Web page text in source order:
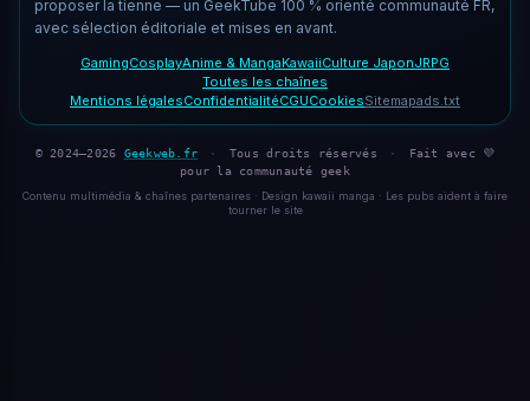
proposer la tienne — un GeekTube 100 % orienté communauté FR,
avec sélection éditoriale et mises en avant.
GamingCosplayAnime & MangaKawaiiCulture JaponJRPG
Toutes les chaînes
Mentions légalesConfidentialitéCGUCookiesSitemapads.txt
© 2024–2026 Geekweb.fr · Tous droits réservés ·
Fait avec 💜
pour la communauté geek
Contenu multimédia & chaînes partenaires · Design kawaii manga · Les pubs aident à faire
tourner le site